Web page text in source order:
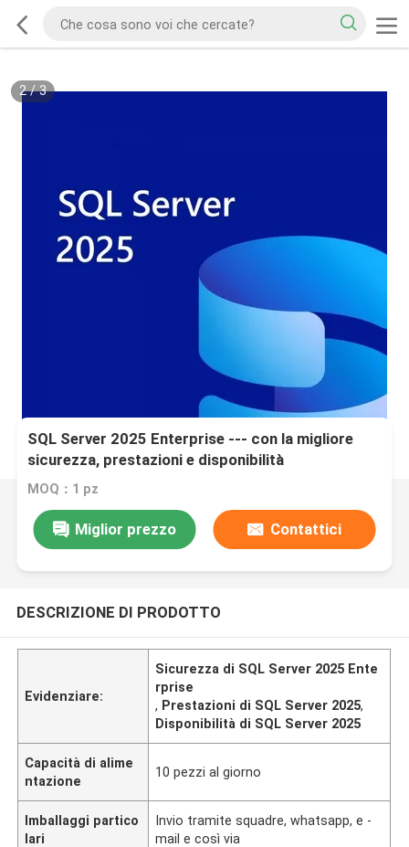
2/3
SQL Server 2025 Enterprise --- con la migliore
sicurezza, prestazioni e disponibilità
MOQ：1 pz
Miglior prezzo Contattici
DESCRIZIONE DI PRODOTTO
Evidenziare:
Sicurezza di SQL Server 2025 Ente
rprise
, Prestazioni di SQL Server 2025,
Disponibilità di SQL Server 2025
Capacità di alime
ntazione
10 pezzi al giorno
Imballaggi partico
lari
Invio tramite squadre, whatsapp, e -
mail e così via